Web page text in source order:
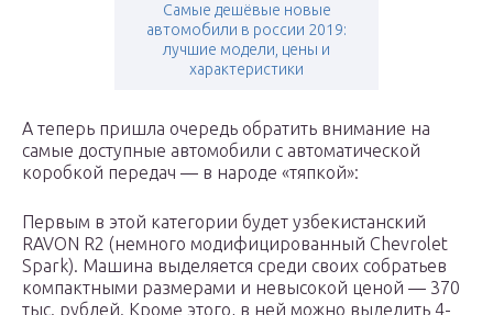
Самые дешёвые новые
автомобили в россии 2019:
лучшие модели, цены и
характеристики
А теперь пришла очередь обратить внимание на
самые доступные автомобили с автоматической
коробкой передач — в народе «тяпкой»:
Первым в этой категории будет узбекистанский
RAVON R2 (немного модифицированный Chevrolet
Spark). Машина выделяется среди своих собратьев
компактными размерами и невысокой ценой — 370
тыс. рублей. Кроме этого, в ней можно выделить 4-